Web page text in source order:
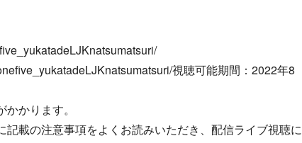
視聴可能期間：2022年8
かります。
載の注意事項をよくお読みいただき、配信ライブ視聴に